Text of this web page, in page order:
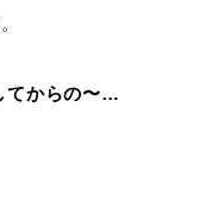
てからの〜…